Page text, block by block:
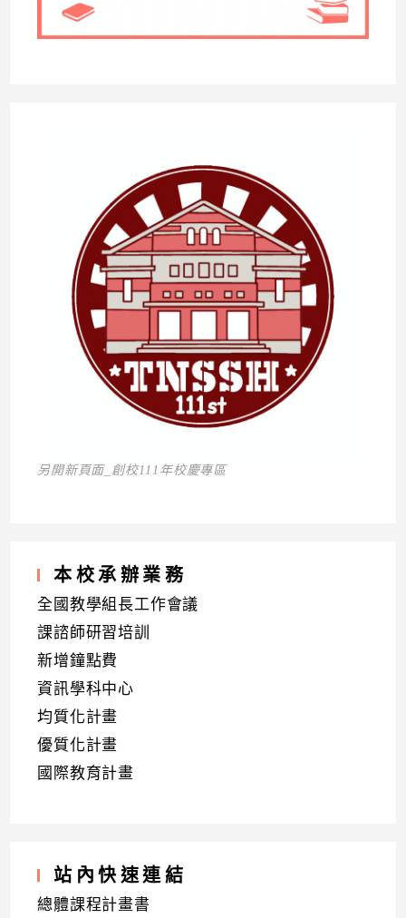
另開新頁面_創校111年校慶專區
本校承辦業務
全國教學組長工作會議
課諮師研習培訓
新增鐘點費
資訊學科中心
均質化計畫
優質化計畫
國際教育計畫
站內快速連結
總體課程計畫書